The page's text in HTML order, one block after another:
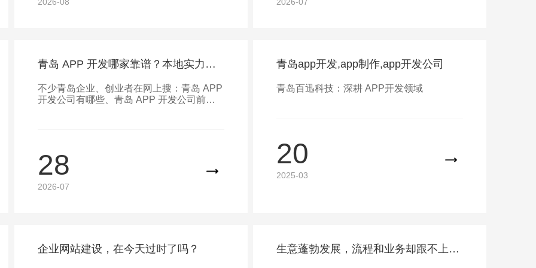
青岛 APP 开发哪家靠谱？本地实力团队认准青岛百迅科技
不少青岛企业、创业者在网上搜：青岛 APP
开发公司有哪些、青岛 APP 开发公司前十
合 APP、企业管理软件开发，覆盖青岛全域
上门对接，是本地实体企业优选开发服务
28
2026-07
青岛app开发,app制作,app开发公司
青岛百迅科技：深耕 APP开发领域​
20
2025-03
企业网站建设，在今天过时了吗？ 生意蓬勃发展，流程和业务却跟不上，如何解决？